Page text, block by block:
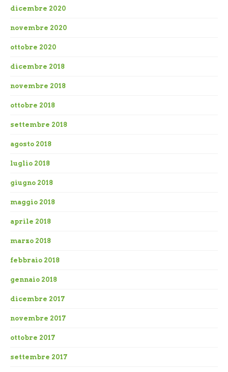
dicembre 2020
novembre 2020
ottobre 2020
dicembre 2018
novembre 2018
ottobre 2018
settembre 2018
agosto 2018
luglio 2018
giugno 2018
maggio 2018
aprile 2018
marzo 2018
febbraio 2018
gennaio 2018
dicembre 2017
novembre 2017
ottobre 2017
settembre 2017